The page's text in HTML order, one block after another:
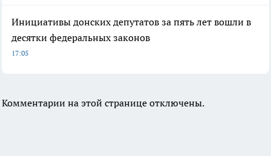
Инициативы донских депутатов за пять лет вошли в
десятки федеральных законов
17:05
Комментарии на этой странице отключены.